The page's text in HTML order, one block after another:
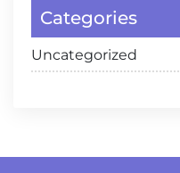
Categories
Uncategorized